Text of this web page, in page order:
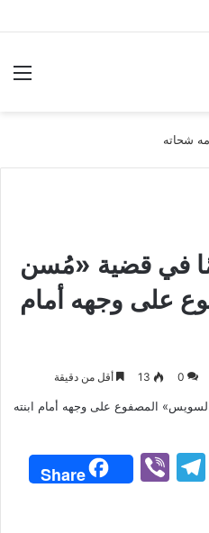
في قضية «مُسن
على وجهه أمام
0
13 أقل من دقيقة
C
T
Vi
b
Share